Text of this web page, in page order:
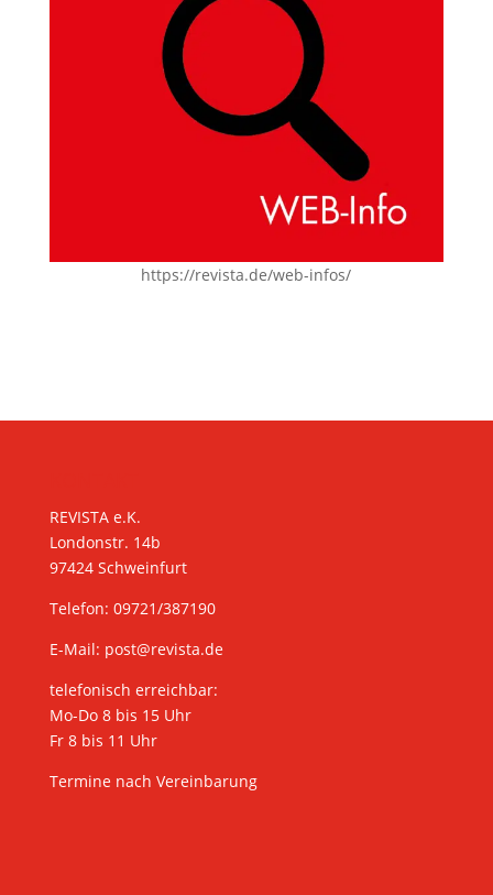
https://revista.de/web-infos/
REVISTA e.K.
Londonstr. 14b
97424 Schweinfurt
Telefon: 09721/387190
E-Mail: post@revista.de
telefonisch erreichbar:
Mo-Do 8 bis 15 Uhr
Fr 8 bis 11 Uhr
Termine nach Vereinbarung